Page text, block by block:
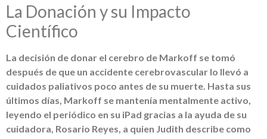
La Donación y su Impacto
Científico
La decisión de donar el cerebro de Markoff se tomó
después de que un accidente cerebrovascular lo llevó a
cuidados paliativos poco antes de su muerte. Hasta sus
últimos días, Markoff se mantenía mentalmente activo,
leyendo el periódico en su iPad gracias a la ayuda de su
cuidadora, Rosario Reyes, a quien Judith describe como